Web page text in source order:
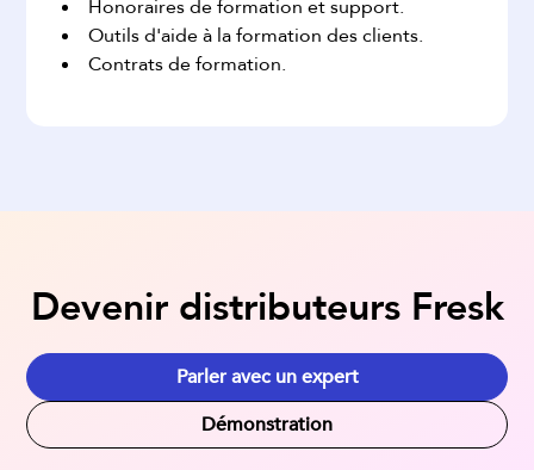
Honoraires de formation et support.
Outils d'aide à la formation des clients.
Contrats de formation.
Devenir distributeurs Fresk
Parler avec un expert
Démonstration